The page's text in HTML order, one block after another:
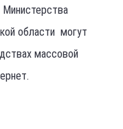
Министерства
области могут
массовой